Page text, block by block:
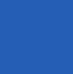
次包络蜗轮
（减速器）
（减速器）
速器）、
（减速器）
杆蜗轮、光